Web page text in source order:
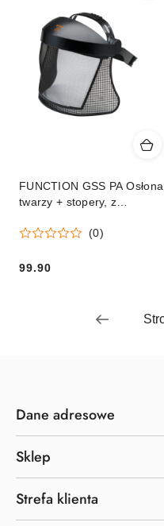
FUNCTION GSS PA Osłona
twarzy + stopery, z
(0)
Cena:
99.90
Dane adresowe
Sklep
Strefa klienta